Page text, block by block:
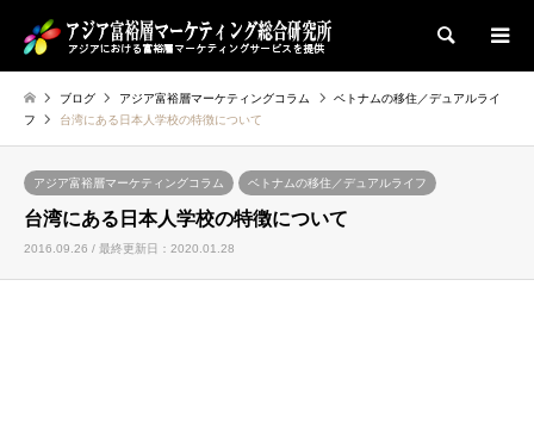
検索
ブログ アジア富裕層マーケティングコラム
ベトナムの移住／デュアルライ
フ
台湾にある日本人学校の特徴について
アジア富裕層マーケティングコラム ベトナムの移住／デュアルライフ
台湾にある日本人学校の特徴について
2016.09.26 / 最終更新日：2020.01.28